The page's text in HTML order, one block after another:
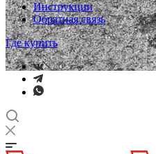
Инструкции
Обратная связь
Где купить